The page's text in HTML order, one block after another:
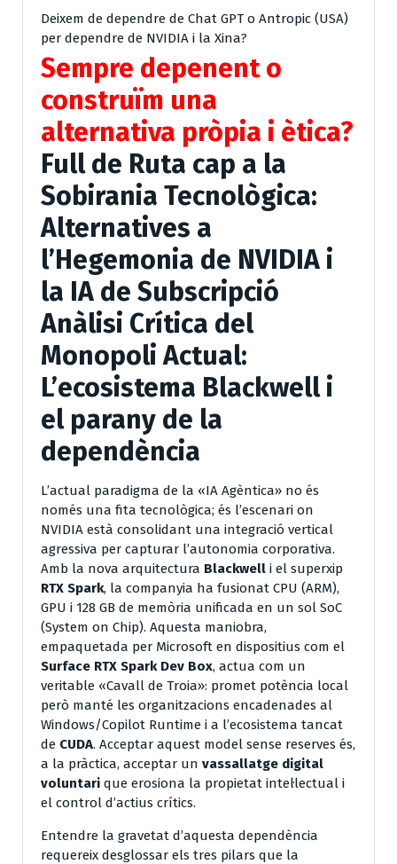
Deixem de dependre de Chat GPT o Antropic (USA)
per dependre de NVIDIA i la Xina?
Sempre depenent o
construïm una
alternativa pròpia i ètica?
Full de Ruta cap a la
Sobirania Tecnològica:
Alternatives a
l’Hegemonia de NVIDIA i
la IA de Subscripció
Anàlisi Crítica del
Monopoli Actual:
L’ecosistema Blackwell i
el parany de la
dependència
L’actual paradigma de la «IA Agèntica» no és
només una fita tecnològica; és l’escenari on
NVIDIA està consolidant una integració vertical
agressiva per capturar l’autonomia corporativa.
Amb la nova arquitectura Blackwell i el superxip
RTX Spark, la companyia ha fusionat CPU (ARM),
GPU i 128 GB de memòria unificada en un sol SoC
(System on Chip). Aquesta maniobra,
empaquetada per Microsoft en dispositius com el
Surface RTX Spark Dev Box, actua com un
veritable «Cavall de Troia»: promet potència local
però manté les organitzacions encadenades al
Windows/Copilot Runtime i a l’ecosistema tancat
de CUDA. Acceptar aquest model sense reserves és,
a la pràctica, acceptar un vassallatge digital
voluntari que erosiona la propietat intel·lectual i
el control d’actius crítics.
Entendre la gravetat d’aquesta dependència
requereix desglossar els tres pilars que la